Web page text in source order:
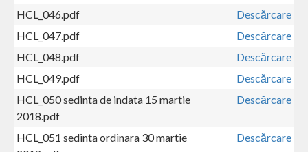
HCL_046.pdf
Descărcare
HCL_047.pdf
Descărcare
HCL_048.pdf
Descărcare
HCL_049.pdf
Descărcare
HCL_050 sedinta de indata 15 martie
2018.pdf
Descărcare
HCL_051 sedinta ordinara 30 martie
Descărcare